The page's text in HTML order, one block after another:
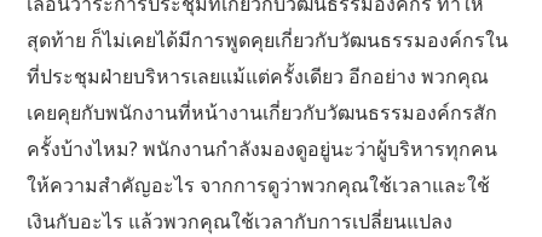
สุดท้าย ก็ไม่เคยได้มีการพูดคุยเกี่ยวกับวัฒนธรรมองค์กรใน
ที่ประชุมฝ่ายบริหารเลยแม้แต่ครั้งเดียว อีกอย่าง พวกคุณ
เคยคุยกับพนักงานที่หน้างานเกี่ยวกับวัฒนธรรมองค์กรสัก
ครั้งบ้างไหม? พนักงานกำลังมองดูอยู่นะว่าผู้บริหารทุกคน
ให้ความสำคัญอะไร จากการดูว่าพวกคุณใช้เวลาและใช้
เงินกับอะไร แล้วพวกคุณใช้เวลากับการเปลี่ยนแปลง